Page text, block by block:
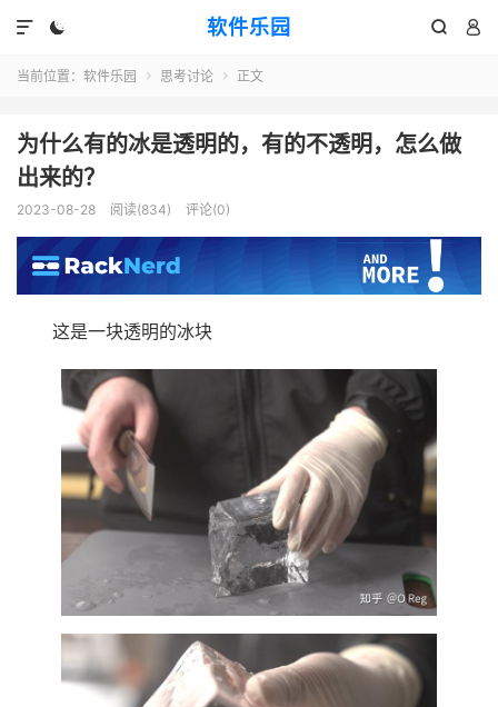
软件乐园 
 

当前位置： 软件乐园  思考讨论  正文
为什么有的冰是透明的，有的不透明，怎么做
出来的？
2023-08-28 阅读(834) 评论(0)
这是一块透明的冰块